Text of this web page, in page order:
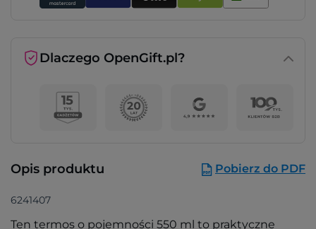
Dlaczego OpenGift.pl?
Opis produktu Pobierz do PDF
6241407
Ten termos o pojemności 550 ml to praktyczne